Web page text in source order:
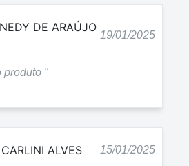
DE ARAÚJO
19/01/2025
produto "
ALVES 15/01/2025